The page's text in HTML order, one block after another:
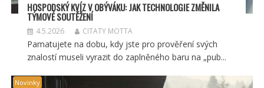
HOSPODSKÝKVÍZ V OBÝVÁKU: JAK TECHNOLOGIE ZMĚNILA
TÝMOVÉ SOUTĚŽENÍ
4.5.2026 CITATY MOTTA
Pamatujete na dobu, kdy jste pro prověření svých
znalostí museli vyrazit do zaplněného baru na „pub...
Novinky